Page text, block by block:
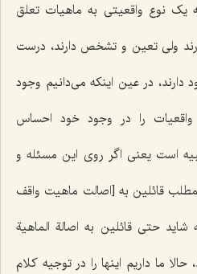
یک نوع واقعیتی به ماهیات تعلق
ولی تعین و تشخص دارند، درست
دارند، در عین اینکه می‌دانیم وجود
واقعیات را در وجود خود احساس
است یعنی اگر روی این مسئله و
قائلین به [اصالت ماهیت واقف
حتی قائلین به اصالة الماهیة
ما داریم اینها را در توجیه کلام